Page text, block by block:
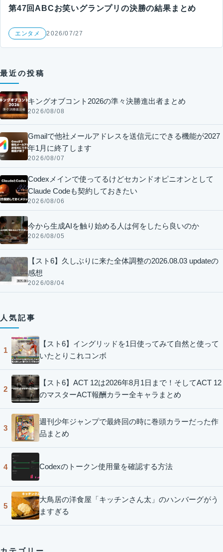
第47回ABCお笑いグランプリの決勝の結果まとめ
エンタメ 2026/07/27
最近の投稿
キングオブコント2026の準々決勝進出者まとめ
2026/08/08
Gmailで他社メールアドレスを送信元にできる機能が2027
年1月に終了します
2026/08/07
Codexメインで使ってるけどセカンドオピニオンとして
Claude Codeも契約しておきたい
2026/08/06
今から生成AIを触り始める人は何をしたら良いのか
2026/08/05
【スト6】久しぶりに来た全体調整の2026.08.03 updateの
感想
2026/08/04
人気記事
1
【スト6】イングリッドを1日使ってみて自然と使って
いたとりこれコンボ
2
【スト6】ACT 12は2026年8月1日まで！そしてACT 12
のマスターACT報酬カラー全キャラまとめ
3
週刊少年ジャンプで最終回の時に巻頭カラーだった作
品まとめ
4 Codexのトークン使用量を確認する方法
5
大鳥居の洋食屋「キッチンさん太」のハンバーグがう
ますぎる